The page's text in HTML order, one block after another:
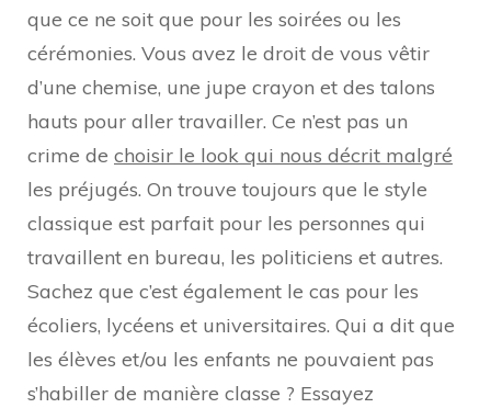
que ce ne soit que pour les soirées ou les
cérémonies. Vous avez le droit de vous vêtir
d’une chemise, une jupe crayon et des talons
hauts pour aller travailler. Ce n’est pas un
crime de choisir le look qui nous décrit malgré
les préjugés. On trouve toujours que le style
classique est parfait pour les personnes qui
travaillent en bureau, les politiciens et autres.
Sachez que c’est également le cas pour les
écoliers, lycéens et universitaires. Qui a dit que
les élèves et/ou les enfants ne pouvaient pas
s’habiller de manière classe ? Essayez